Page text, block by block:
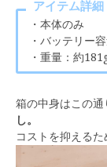
アイテム詳細
・本体のみ
・バッテリー
・重量：約
箱の中身はこの通
し。
コストを抑える